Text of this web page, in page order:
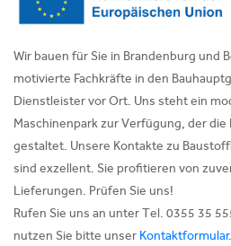
Wir bauen für Sie in Brandenburg und
motivierte Fachkräfte in den
Dienstleister vor Ort. Uns steht ein
Maschinenpark zur Verfügung, der
gestaltet. Unsere Kontakte zu
sind exzellent. Sie profitieren von
Lieferungen. Prüfen Sie uns!
Rufen Sie uns an unter Tel. 0355 35
nutzen Sie bitte unser Kontaktformular.